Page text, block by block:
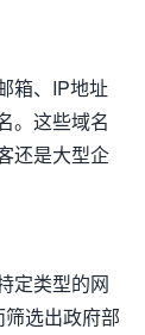
箱、IP地址
。这些域名
还是大型企
定类型的网
筛选出政府部